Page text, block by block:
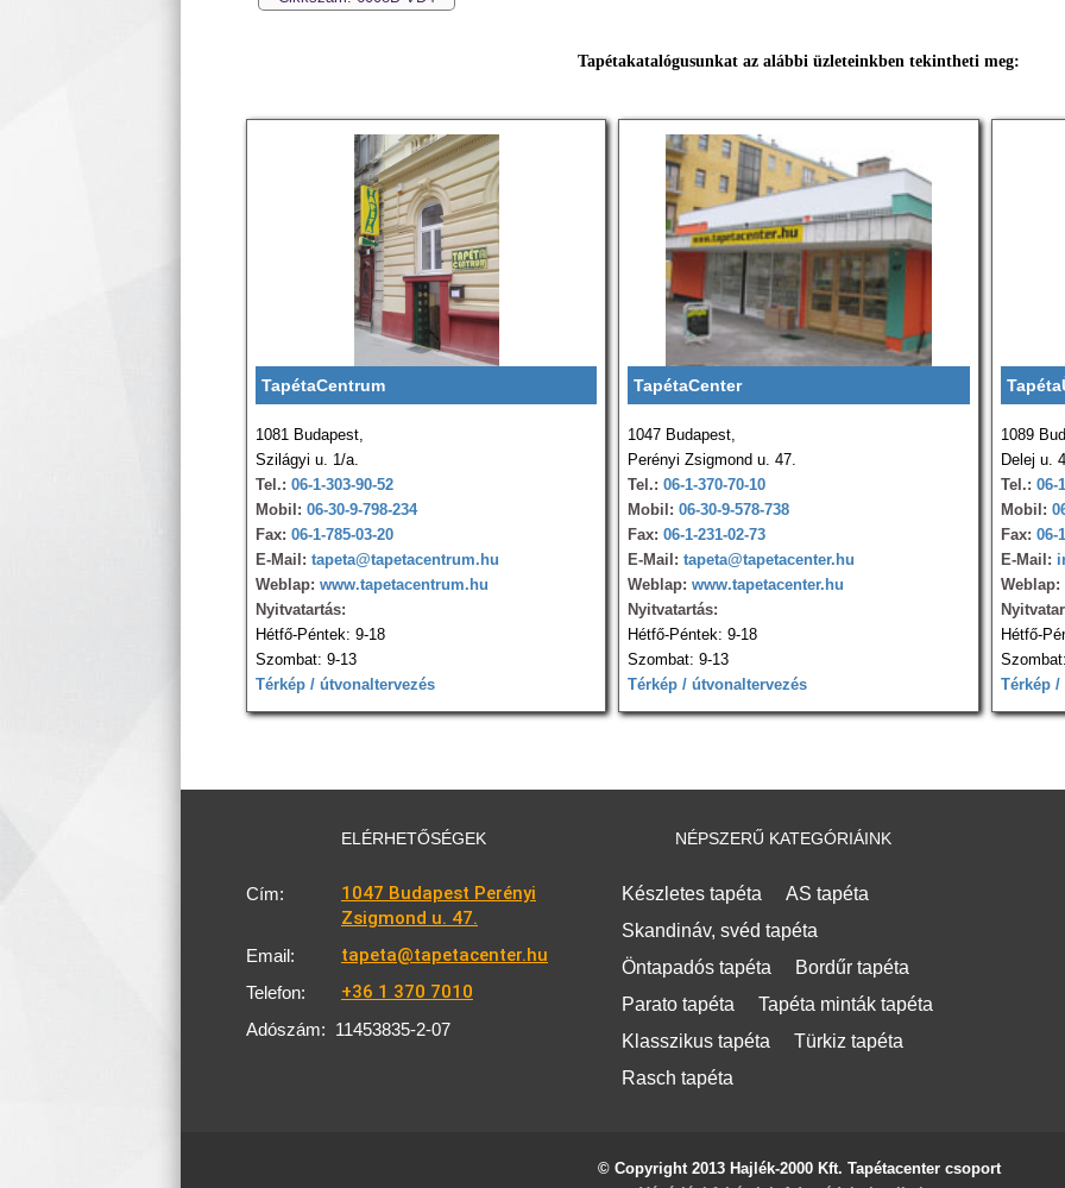
Tapétakatalógusunkat az alábbi üzleteinkben tekintheti meg:
TapétaCentrum
1081 Budapest,
Szilágyi u. 1/a.
Tel.: 06-1-303-90-52
Mobil: 06-30-9-798-234
Fax: 06-1-785-03-20
E-Mail: tapeta@tapetacentrum.hu
Weblap: www.tapetacentrum.hu
Nyitvatartás:
Hétfő-Péntek: 9-18
Szombat: 9-13
Térkép / útvonaltervezés
TapétaCenter
1047 Budapest,
Perényi Zsigmond u. 47.
Tel.: 06-1-370-70-10
Mobil: 06-30-9-578-738
Fax: 06-1-231-02-73
E-Mail: tapeta@tapetacenter.hu
Weblap: www.tapetacenter.hu
Nyitvatartás:
Hétfő-Péntek: 9-18
Szombat: 9-13
Térkép / útvonaltervezés
1089
Delej u.
Tel.: 06-
Mobil:
Fax: 06-
E-Mail:
Weblap:
Hétfő-
Térkép /
ELÉRHETŐSÉGEK
Cím:
1047 Budapest Perényi
Zsigmond u. 47.
Email: tapeta@tapetacenter.hu
Telefon: +36 1 370 7010
Adószám: 11453835-2-07
NÉPSZERŰ KATEGÓRIÁINK
Készletes tapéta
AS tapéta
Skandináv, svéd tapéta
Öntapadós tapéta
Bordűr tapéta
Parato tapéta
Tapéta minták tapéta
Klasszikus tapéta
Türkiz tapéta
Rasch tapéta
© Copyright 2013 Hajlék-2000 Kft. Tapétacenter csoport